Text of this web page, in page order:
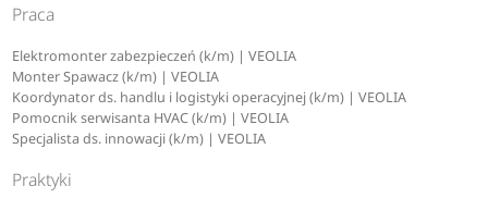
Praca
Elektromonter zabezpieczeń (k/m) | VEOLIA
Monter Spawacz (k/m) | VEOLIA
Koordynator ds. handlu i logistyki operacyjnej (k/m) | VEOLIA
Pomocnik serwisanta HVAC (k/m) | VEOLIA
Specjalista ds. innowacji (k/m) | VEOLIA
Praktyki